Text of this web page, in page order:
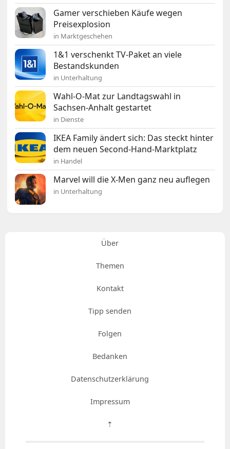
Gamer verschieben Käufe wegen
Preisexplosion
in Marktgeschehen
1&1 verschenkt TV-Paket an viele
Bestandskunden
in Unterhaltung
Wahl-O-Mat zur Landtagswahl in
Sachsen-Anhalt gestartet
in Dienste
IKEA Family ändert sich: Das steckt hinter
dem neuen Second-Hand-Marktplatz
in Handel
Marvel will die X-Men ganz neu auflegen
in Unterhaltung
Über
Themen
Kontakt
Tipp senden
Folgen
Bedanken
Datenschutzerklärung
Impressum
⇡